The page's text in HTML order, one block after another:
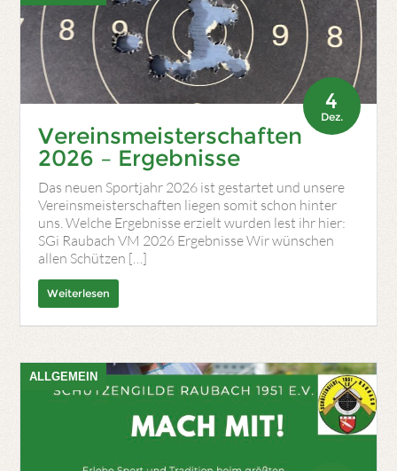
4
Dez.
Vereinsmeisterschaften
2026 – Ergebnisse
Das neuen Sportjahr 2026 ist gestartet und unsere
Vereinsmeisterschaften liegen somit schon hinter
uns. Welche Ergebnisse erzielt wurden lest ihr hier:
SGi Raubach VM 2026 Ergebnisse Wir wünschen
allen Schützen […]
Weiterlesen
ALLGEMEIN